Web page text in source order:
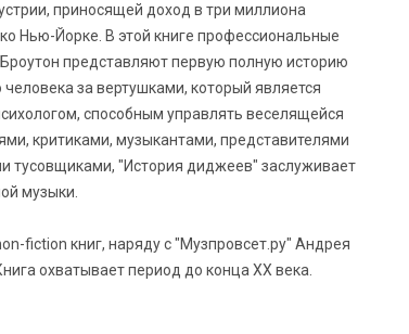
приносящей доход в три миллиона
Нью-Йорке. В этой книге профессиональные
представляют первую полную историю
за вертушками, который является
способным управлять веселящейся
критиками, музыкантами, представителями
тусовщиками, "История диджеев" заслуживает
музыки.
fiction книг, наряду с "Музпровсет.ру" Андрея
охватывает период до конца XX века.